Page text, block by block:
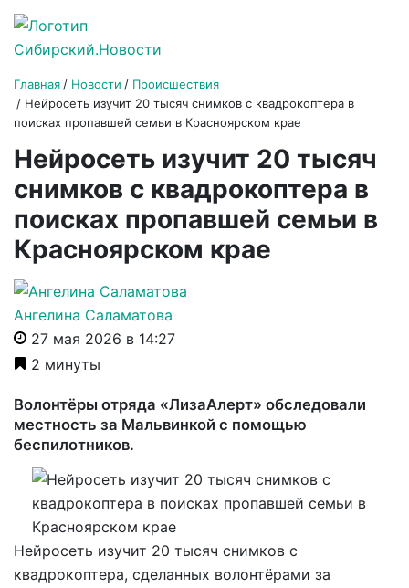
Главная Новости
Происшествия
Нейросеть изучит 20 тысяч снимков с квадрокоптера в
поисках пропавшей семьи в Красноярском крае
Нейросеть изучит 20 тысяч
снимков с квадрокоптера в
поисках пропавшей семьи в
Красноярском крае
Ангелина Саламатова
27 мая 2026 в 14:27
2 минуты
Волонтёры отряда «ЛизаАлерт» обследовали
местность за Мальвинкой с помощью
беспилотников.
Нейросеть изучит 20 тысяч снимков с
квадрокоптера, сделанных волонтёрами за